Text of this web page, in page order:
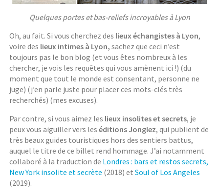
Quelques portes et bas-reliefs incroyables à Lyon
Oh, au fait. Si vous cherchez des lieux échangistes à Lyon,
voire des lieux intimes à Lyon, sachez que ceci n’est
toujours pas le bon blog (et vous êtes nombreux à les
chercher, je vois les requêtes qui vous amènent ici !) (du
moment que tout le monde est consentant, personne ne
juge) (j’en parle juste pour placer ces mots-clés très
recherchés) (mes excuses).
Par contre, si vous aimez les lieux insolites et secrets, je
peux vous aiguiller vers leséditions Jonglez, qui publient de
très beaux guides touristiques hors des sentiers battus,
auquel le titre de ce billet rend hommage. J’ai notamment
collaboré à la traduction de Londres : bars et restos secrets,
New York insolite et secrète (2018) etSoul of Los Angeles
(2019).